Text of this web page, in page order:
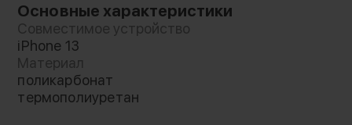
Основные характеристики
Совместимое устройство
iPhone 13
Материал
поликарбонат
термополиуретан